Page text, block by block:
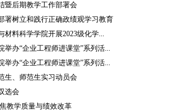
暨后期教学工作部署会
署树立和践行正确政绩观学习教育
材料科学学院开展2023级化学...
举办“企业工程师进课堂”系列活...
举办“企业工程师进课堂”系列活...
生、师范生实习动员会
选会
教学质量与绩效改革